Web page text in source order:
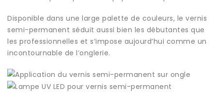
Disponible dans une large palette de couleurs, le vernis
semi-permanent séduit aussi bien les débutantes que
les professionnelles et s’impose aujourd’hui comme un
incontournable de l’onglerie.